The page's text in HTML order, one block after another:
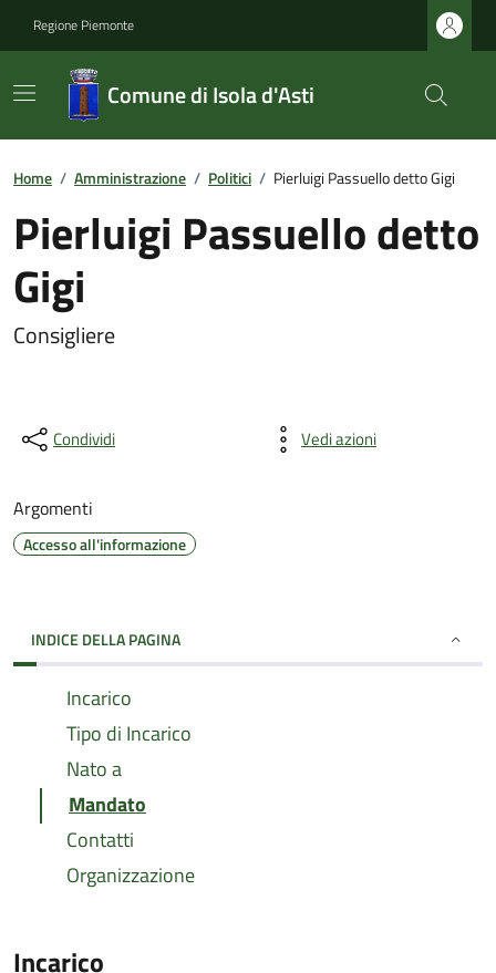
Regione Piemonte
Comune di Isola d'Asti
Home / Amministrazione / Politici / Pierluigi Passuello detto Gigi
Pierluigi Passuello detto
Gigi
Consigliere
Condividi Vedi azioni
Argomenti
Accesso all'informazione
INDICE DELLA PAGINA
Incarico
Tipo di Incarico
Nato a
Mandato
Contatti
Organizzazione
Incarico